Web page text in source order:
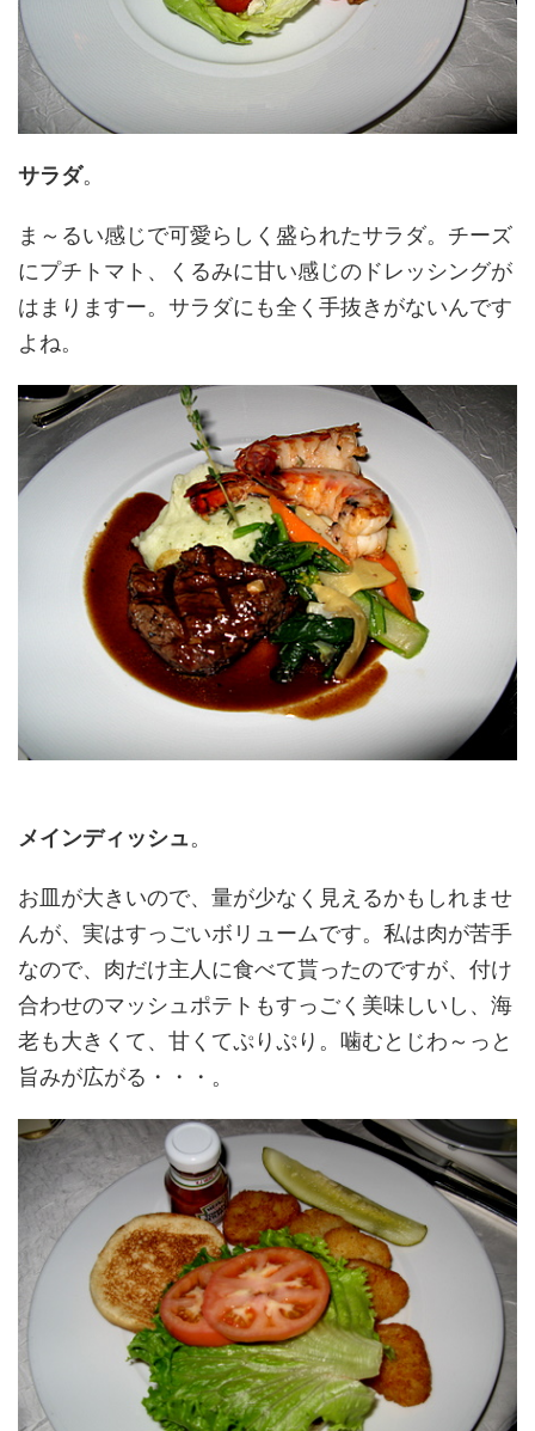
サラダ。
ま～るい感じで可愛らしく盛られたサラダ。チーズ
にプチトマト、くるみに甘い感じのドレッシングが
はまりますー。サラダにも全く手抜きがないんです
よね。
メインディッシュ。
お皿が大きいので、量が少なく見えるかもしれませ
んが、実はすっごいボリュームです。私は肉が苦手
なので、肉だけ主人に食べて貰ったのですが、付け
合わせのマッシュポテトもすっごく美味しいし、海
老も大きくて、甘くてぷりぷり。噛むとじわ～っと
旨みが広がる・・・。